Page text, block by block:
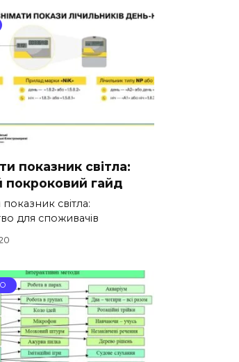
показник світла:
покроковий гайд
світла:
для споживачів